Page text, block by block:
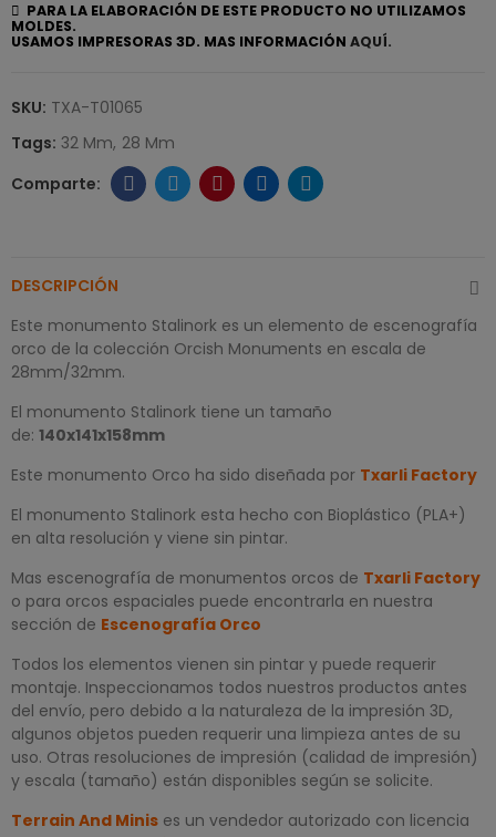
PARA LA ELABORACIÓN DE ESTE PRODUCTO NO UTILIZAMOS
MOLDES.
USAMOS IMPRESORAS 3D. MAS INFORMACIÓN AQUÍ.
SKU: TXA-T01065
Tags: 32 Mm 28 Mm
DESCRIPCIÓN
Este monumento Stalinork es un elemento de escenografía
orco de la colección Orcish Monuments en escala de
28mm/32mm.
El monumento Stalinork tiene un tamaño
de: 140x141x158mm
Este monumento Orco ha sido diseñada por Txarli Factory
El monumento Stalinork esta hecho con Bioplástico (PLA+)
en alta resolución y viene sin pintar.
Mas escenografía de monumentos orcos de Txarli Factory
o para orcos espaciales puede encontrarla en nuestra
sección de Escenografía Orco
Todos los elementos vienen sin pintar y puede requerir
montaje. Inspeccionamos todos nuestros productos antes
del envío, pero debido a la naturaleza de la impresión 3D,
algunos objetos pueden requerir una limpieza antes de su
uso. Otras resoluciones de impresión (calidad de impresión)
y escala (tamaño) están disponibles según se solicite.
Terrain And Minis es un vendedor autorizado con licencia